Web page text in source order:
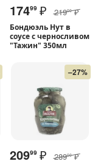
17499 ₽ 21900 ₽
Бондюэль Нут в
соусе с черносливом
"Тажин" 350мл
–27%
20999 ₽ 28900 ₽